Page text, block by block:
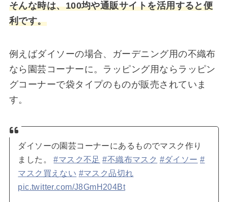
そんな時は、100均や通販サイトを活用すると便
利です。
例えばダイソーの場合、ガーデニング用の不織布
なら園芸コーナーに。ラッピング用ならラッピン
グコーナーで袋タイプのものが販売されていま
す。
ダイソーの園芸コーナーにあるものでマスク作り
ました。#マスク不足 #不織布マスク #ダイソー #
マスク買えない #マスク品切れ
pic.twitter.com/J8GmH204Bt